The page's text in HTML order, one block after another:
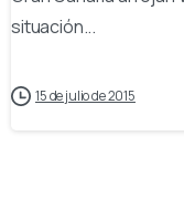
situación...
15 de julio de 2015